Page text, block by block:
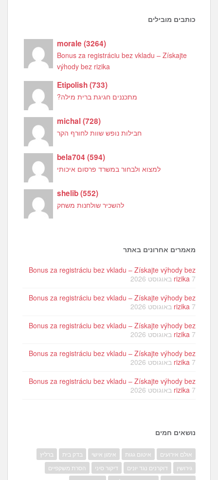
כותבים מובילים
morale(3264)
Bonus za registráciu bez vkladu – Získajte
výhody bez rizika
Etipolish(733)
מתכננים חגיגת ברית מילה?
michal(728)
חבילות נופש שוות לחורף הקר
bela704(594)
למצוא ולבחור במשרד פרסום איכותי
shelib(552)
להשכיר שולחנות משחק
מאמרים אחרונים באתר
Bonus za registráciu bez vkladu – Získajte výhody bez
rizika 7 באוגוסט 2026
Bonus za registráciu bez vkladu – Získajte výhody bez
rizika 7 באוגוסט 2026
Bonus za registráciu bez vkladu – Získajte výhody bez
rizika 7 באוגוסט 2026
Bonus za registráciu bez vkladu – Získajte výhody bez
rizika 7 באוגוסט 2026
Bonus za registráciu bez vkladu – Získajte výhody bez
rizika 7 באוגוסט 2026
נושאים חמים
אולם אירועים איטום גגות אימון אישי בדק בית
ברליץ
גירושין
דוקרנים נגד יונים דיקור סיני
הסרת משקפיים